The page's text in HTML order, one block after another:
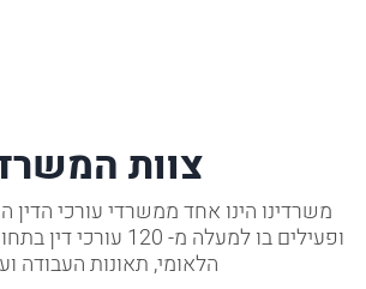
צוות
משרדינו הינו אחד ממשרדי עורכי הדין
ופעילים בו למעלה מ- 120
הלאומי, תאונות העבודה